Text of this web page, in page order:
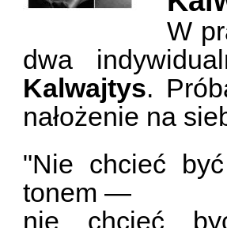
W
dwa
Kalwajtys.
nałożenie na
"Nie chcieć
tonem —
nie chcieć